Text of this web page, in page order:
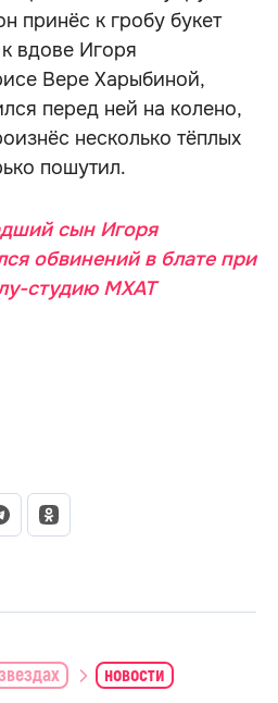
принёс к гробу букет
вдове Игоря
Вере Харыбиной,
перед ней на колено,
несколько тёплых
пошутил.
сын Игоря
обвинений в блате при
студию МХАТ
новости